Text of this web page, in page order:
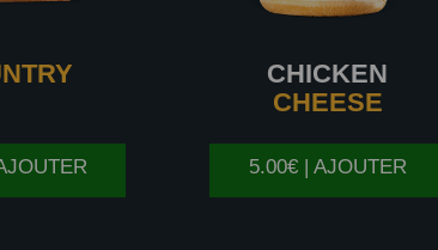
CHICKEN
CHEESE
5.00€ | AJOUTER